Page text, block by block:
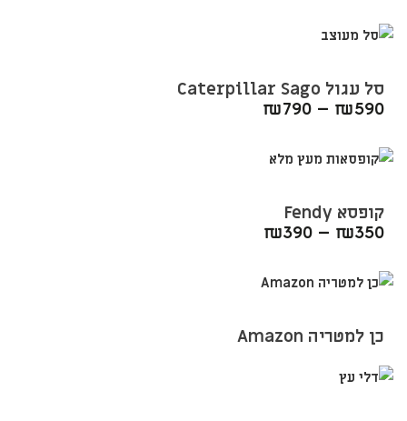
סל עגול Caterpillar Sago
₪590
–
₪790
קופסא Fendy
₪350
–
₪390
כן למטריה Amazon